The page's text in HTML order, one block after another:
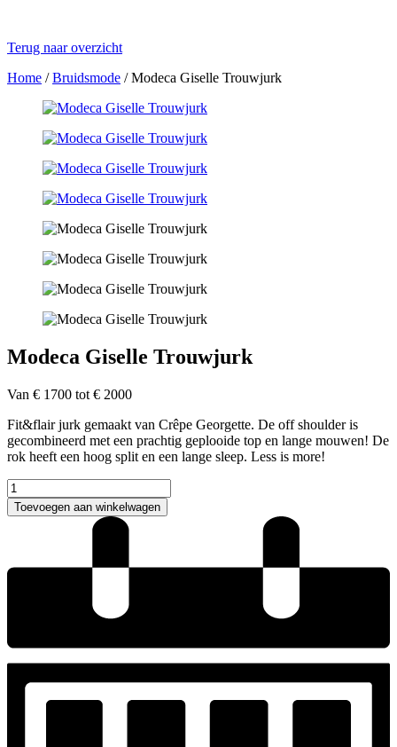
Terug naar overzicht
Home /Bruidsmode /Modeca Giselle Trouwjurk
Modeca Giselle Trouwjurk
Van € 1700 tot € 2000
Fit&flair jurk gemaakt van Crêpe Georgette. De off shoulder is
gecombineerd met een prachtig geplooide top en lange mouwen! De
rok heeft een hoog split en een lange sleep. Less is more!
Modeca
Giselle
Trouwjurk
Toevoegen aan winkelwagen